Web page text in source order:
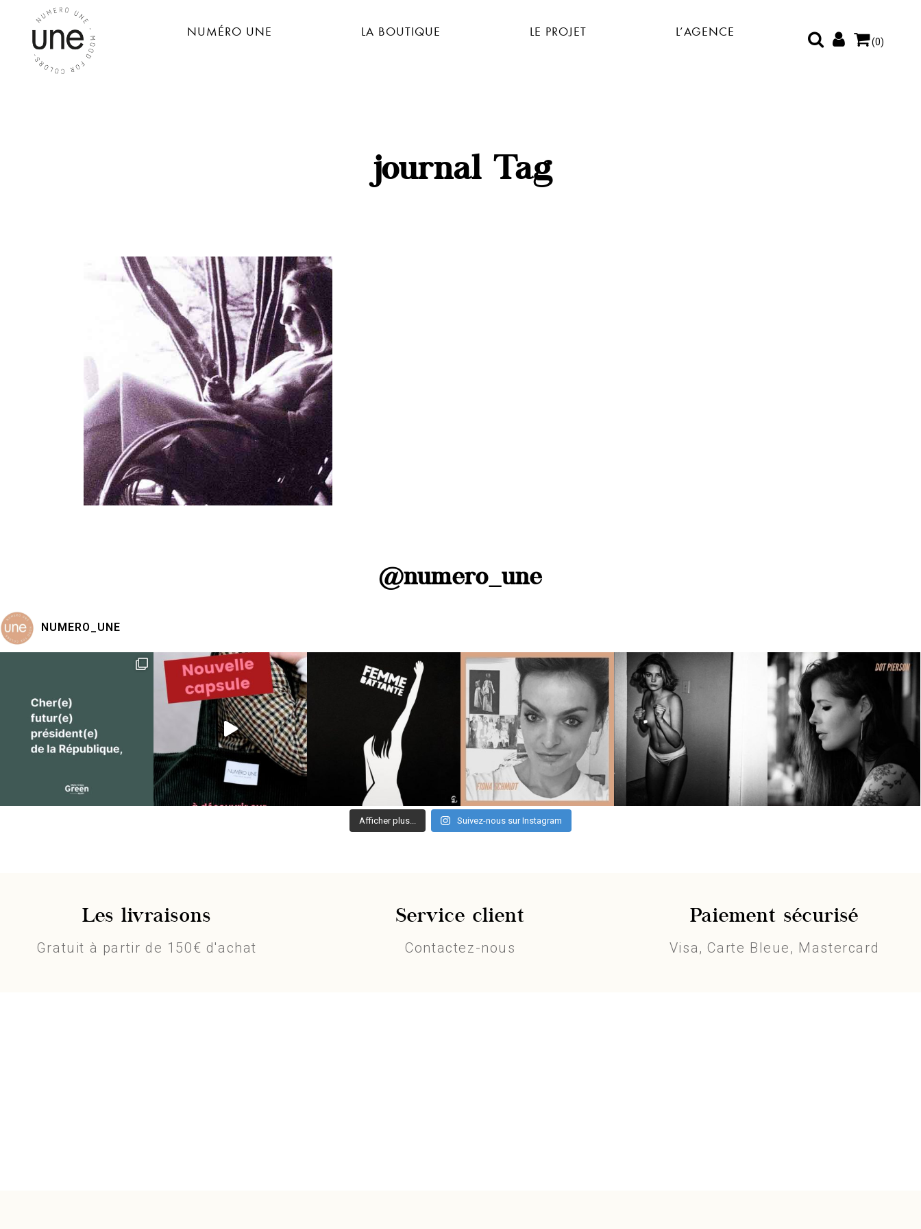
NUMÉRO UNE LA BOUTIQUE LE PROJET L’AGENCE
(0)
journal Tag
Les Carnets de Goliarda Sapienza
Les lettres
MAUVE BOHÈME
@numero_une
NUMERO_UNE
Afficher plus... Suivez-nous sur Instagram
Les livraisons
Gratuit à partir de 150€ d'achat
Service client
Contactez-nous
Paiement sécurisé
Visa, Carte Bleue, Mastercard